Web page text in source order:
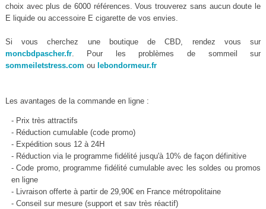
choix avec plus de 6000 références. Vous trouverez sans aucun doute le
E liquide ou accessoire E cigarette de vos envies.
Si vous cherchez une boutique de CBD, rendez vous sur
moncbdpascher.fr. Pour les problèmes de sommeil sur
sommeiletstress.com ou lebondormeur.fr
Les avantages de la commande en ligne :
- Prix très attractifs
- Réduction cumulable (code promo)
- Expédition sous 12 à 24H
- Réduction via le programme fidélité jusqu'à 10% de façon définitive
- Code promo, programme fidélité cumulable avec les soldes ou promos
en ligne
- Livraison offerte à partir de 29,90€ en France métropolitaine
- Conseil sur mesure (support et sav très réactif)